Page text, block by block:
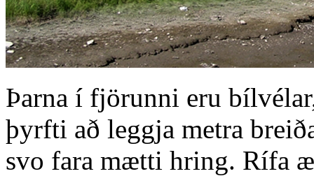
Þarna í fjörunni eru
þyrfti að leggja metra
svo fara mætti hring. Rífa